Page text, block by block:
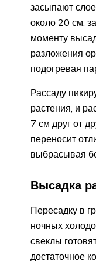
засыпают
около 20 см,
моменту
разложения
подогревая
Рассаду
растения, и
7 см друг от
переносит
выбрасывая
Высадка
Пересадку в
ночных
свеклы
достаточное